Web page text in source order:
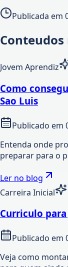
Publicada em
Jovem Aprendiz
Como
Sao Luis
Publicado em
Entenda onde
preparar para o
Ler no blog
Carreira Inicial
Curriculo
Publicado em
Veja como